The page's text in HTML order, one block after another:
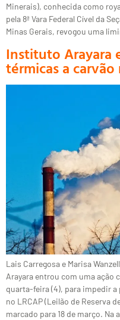
Minerais), conhecida como
pela 8ª Vara Federal Cível da
Minas Gerais, revogou uma
Instituto Arayara
térmicas a carvão
Lais Carregosa e Marisa
Arayara entrou com uma ação
quarta-feira (4), para impedir
no LRCAP (Leilão de Reserva
marcado para 18 de março. Na